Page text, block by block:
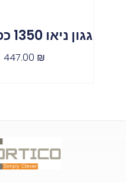
גגון ניאו 1350 כפול דופן
447.00 ₪